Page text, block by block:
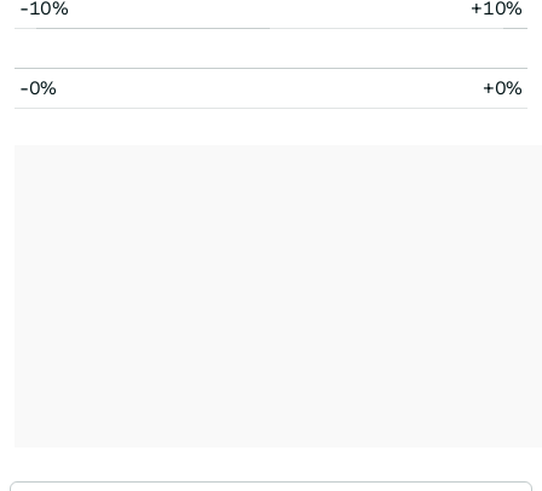
-10% +10%
-0% +0%